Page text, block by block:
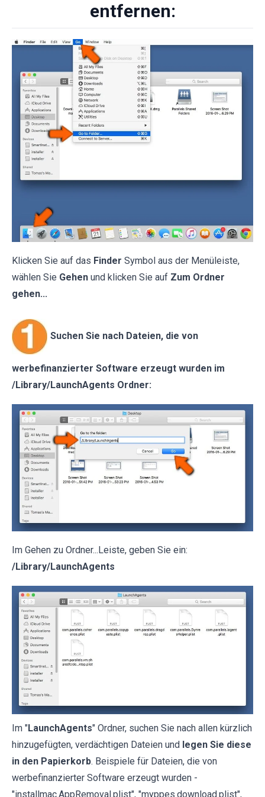
entfernen:
Klicken Sie auf das Finder Symbol aus der Menüleiste,
wählen Sie Gehen und klicken Sie auf Zum Ordner
gehen...
Suchen Sie nach Dateien, die von
werbefinanzierter Software erzeugt wurden im
/Library/LaunchAgents Ordner:
Im Gehen zu Ordner...Leiste, geben Sie ein:
/Library/LaunchAgents
Im "LaunchAgents" Ordner, suchen Sie nach allen kürzlich
hinzugefügten, verdächtigen Dateien und legen Sie diese
in den Papierkorb. Beispiele für Dateien, die von
werbefinanzierter Software erzeugt wurden -
"installmac.AppRemoval.plist", "myppes.download.plist",